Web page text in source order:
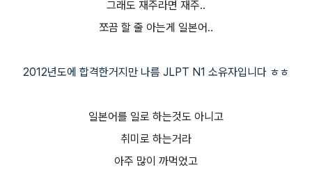
그래도 재주라면 재주..
쪼끔 할 줄 아는게 일본어..
2012년도에 합격한거지만 나름 JLPT N1 소유자입니다 ㅎㅎ
일본어를 일로 하는것도 아니고
취미로 하는거라
아주 많이 까먹었고